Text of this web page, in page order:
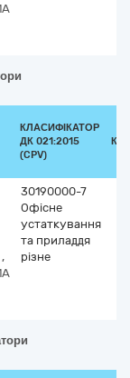
КЛАСИФІКАТОР
ДК 021:2015
(CPV)
,
30190000-7
Офісне
устаткування
та приладдя
різне